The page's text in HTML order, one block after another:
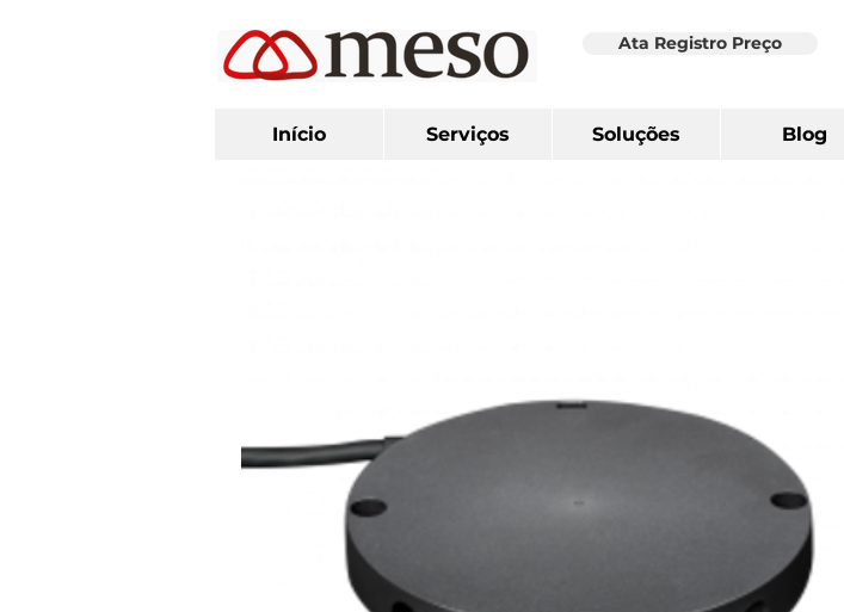
Ata Registro Preço
Início Serviços Soluções Blog